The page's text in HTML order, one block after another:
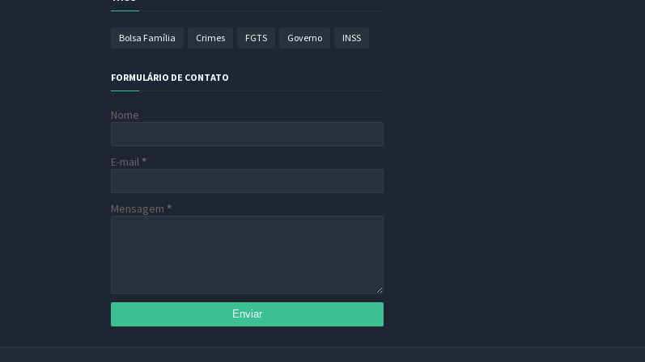
Bolsa Família Crimes FGTS Governo INSS
FORMULÁRIO DE CONTATO
Nome
E-mail *
Mensagem *